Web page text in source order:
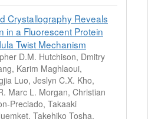
Crystallography Reveals
in a Fluorescent Protein
Twist Mechanism
D.M. Hutchison, Dmitry
Karim Maghlaoui,
Luo, Jeslyn C.X. Kho,
Marc L. Morgan, Christian
Preciado, Takaaki
Takehiko Tosha,